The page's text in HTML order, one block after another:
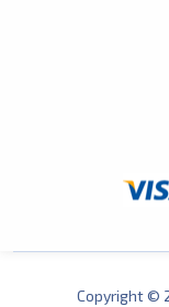
Copyright ©